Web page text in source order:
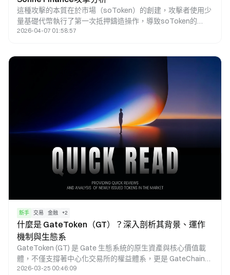
這種攻擊的本質在於市場（soToken）的創建，攻擊者使用少
量基礎代幣執行了第一次抵押鑄造操作，導致soToken的
“totalSupply”值非常小。
2026-04-07 01:58:57
新手 交易 金融 +2
什麼是 GateToken（GT）？深入剖析其背景、運作
機制與生態系
GateToken (GT) 是 Gate 生態系統的原生資產與核心價值載
體，不僅支撐著中心化交易所的權益體系，更是 GateChain
的 Gas 支付代幣。作為連接 CeFi 與 DeFi 的戰略橋樑，GT 通
2026-03-25 00:46:09